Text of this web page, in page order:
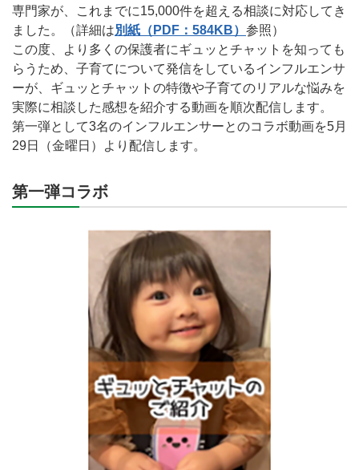
専門家が、これまでに15,000件を超える相談に対応してき
ました。（詳細は別紙（PDF：584KB） 参照）
この度、より多くの保護者にギュッとチャットを知っても
らうため、子育てについて発信をしているインフルエンサ
ーが、ギュッとチャットの特徴や子育てのリアルな悩みを
実際に相談した感想を紹介する動画を順次配信します。
第一弾として3名のインフルエンサーとのコラボ動画を5月
29日（金曜日）より配信します。
第一弾コラボ